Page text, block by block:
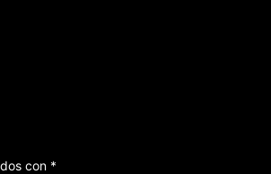
con *